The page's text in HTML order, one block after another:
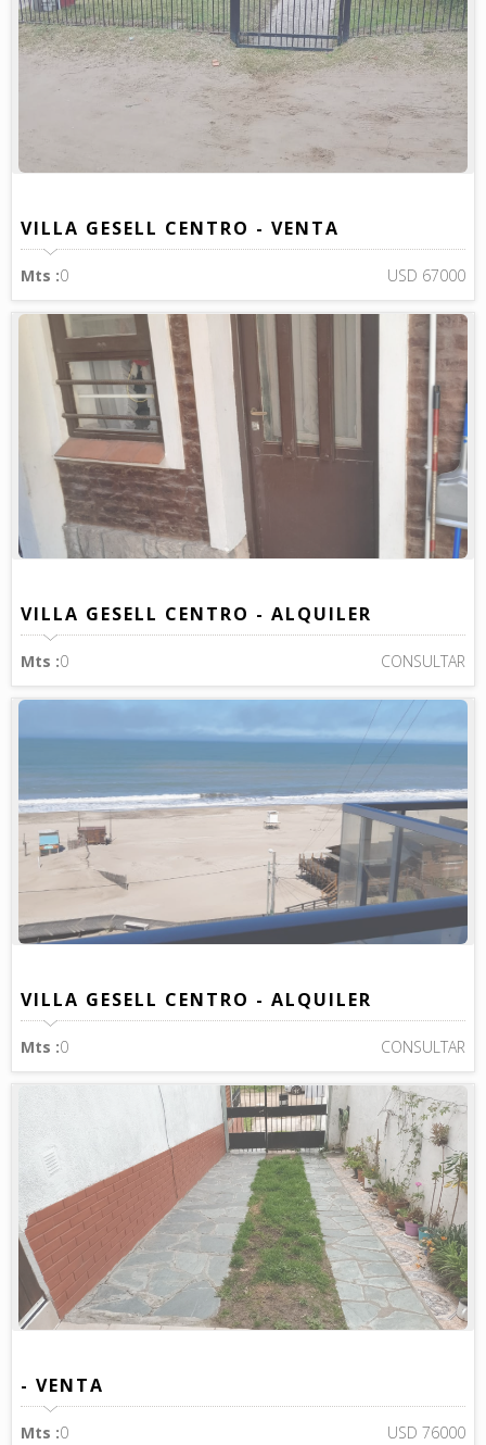
VILLA GESELL CENTRO - VENTA
Mts :0 USD 67000
VILLA GESELL CENTRO - ALQUILER
Mts :0 CONSULTAR
VILLA GESELL CENTRO - ALQUILER
Mts :0 CONSULTAR
- VENTA
Mts :0 USD 76000